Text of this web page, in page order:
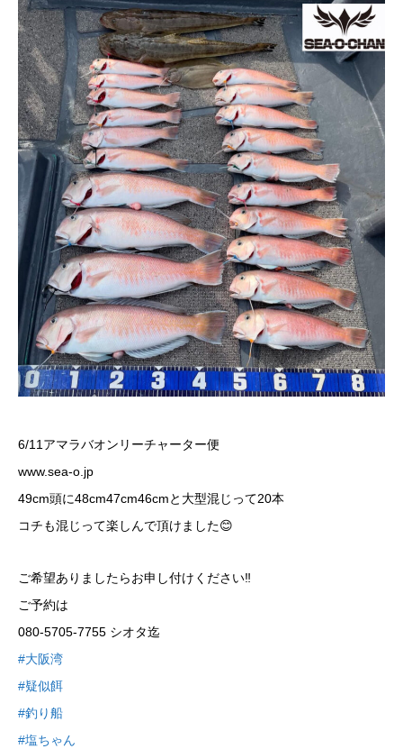
6/11アマラバオンリーチャーター便
www.sea-o.jp
49cm頭に48cm47cm46cmと大型混じって20本
コチも混じって楽しんで頂けました😊
ご希望ありましたらお申し付けください‼️
ご予約は
080-5705-7755 シオタ迄
#大阪湾
#疑似餌
#釣り船
#塩ちゃん